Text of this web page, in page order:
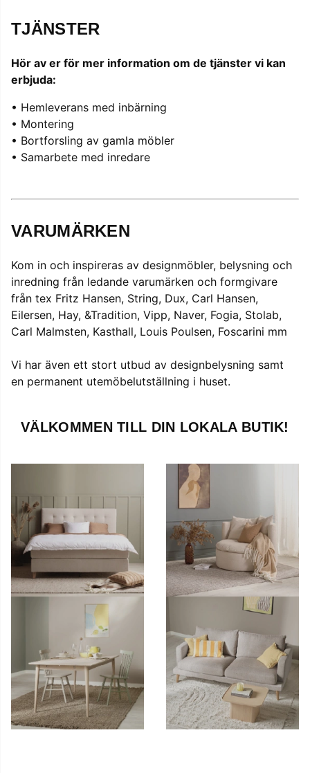
TJÄNSTER
Hör av er för mer information om de tjänster vi kan
erbjuda:
• Hemleverans med inbärning
• Montering
• Bortforsling av gamla möbler
• Samarbete med inredare
VARUMÄRKEN
Kom in och inspireras av designmöbler, belysning och
inredning från ledande varumärken och formgivare
från tex Fritz Hansen, String, Dux, Carl Hansen,
Eilersen, Hay, &Tradition, Vipp, Naver, Fogia, Stolab,
Carl Malmsten, Kasthall, Louis Poulsen, Foscarini mm
Vi har även ett stort utbud av designbelysning samt
en permanent utemöbelutställning i huset.
VÄLKOMMEN TILL DIN LOKALA BUTIK!